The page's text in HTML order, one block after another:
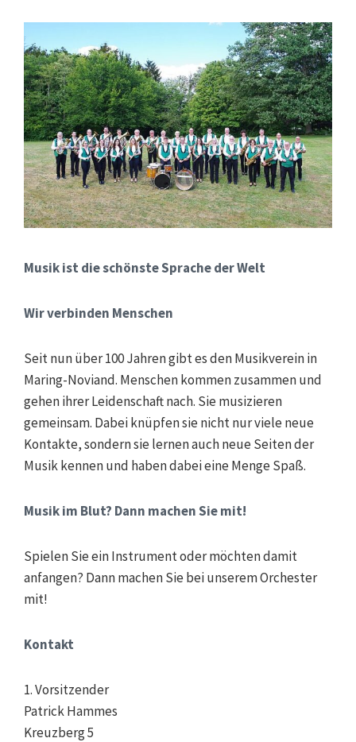
Musik ist die schönste Sprache der Welt
Wir verbinden Menschen
Seit nun über 100 Jahren gibt es den Musikverein in
Maring-Noviand. Menschen kommen zusammen und
gehen ihrer Leidenschaft nach. Sie musizieren
gemeinsam. Dabei knüpfen sie nicht nur viele neue
Kontakte, sondern sie lernen auch neue Seiten der
Musik kennen und haben dabei eine Menge Spaß.
Musik im Blut? Dann machen Sie mit!
Spielen Sie ein Instrument oder möchten damit
anfangen? Dann machen Sie bei unserem Orchester
mit!
Kontakt
1. Vorsitzender
Patrick Hammes
Kreuzberg 5